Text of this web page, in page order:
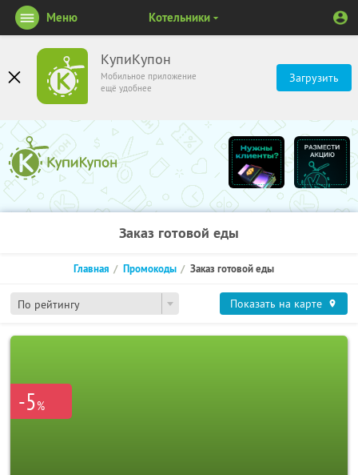
КупиКупон
Мобильное приложение
ещё удобнее
Загрузить
Меню Котельники
Заказ готовой еды
По рейтингу
Главная Промокоды Заказ готовой еды
Показать на карте
-5%